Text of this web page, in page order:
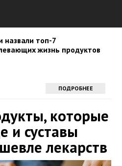
назвали топ-7
жизнь продуктов
ПОДРОБНЕЕ
которые
и суставы
лекарств